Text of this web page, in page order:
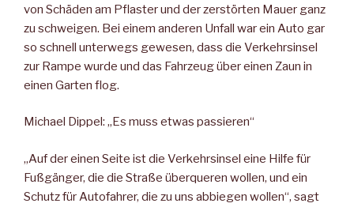
von Schäden am Pflaster und der zerstörten Mauer ganz
zu schweigen. Bei einem anderen Unfall war ein Auto gar
so schnell unterwegs gewesen, dass die Verkehrsinsel
zur Rampe wurde und das Fahrzeug über einen Zaun in
einen Garten flog.
Michael Dippel: „Es muss etwas passieren“
„Auf der einen Seite ist die Verkehrsinsel eine Hilfe für
Fußgänger, die die Straße überqueren wollen, und ein
Schutz für Autofahrer, die zu uns abbiegen wollen“, sagt